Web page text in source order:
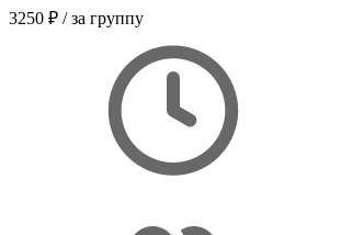
3250 ₽ / за группу